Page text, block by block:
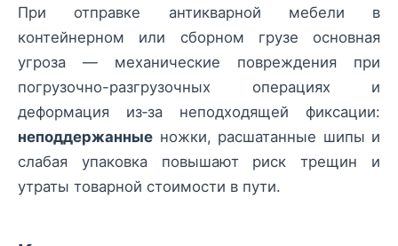
При отправке антикварной мебели в
контейнерном или сборном грузе основная
угроза — механические повреждения при
погрузочно-разгрузочных операциях и
деформация из‑за неподходящей фиксации:
неподдержанные ножки, расшатанные шипы и
слабая упаковка повышают риск трещин и
утраты товарной стоимости в пути.